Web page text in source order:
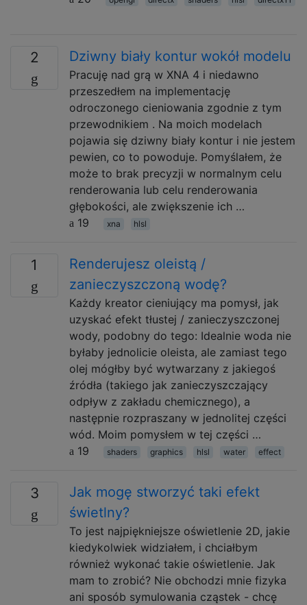
2 Dziwny biały kontur wokół modelu
Pracuję nad grą w XNA 4 i niedawno
przeszedłem na implementację
odroczonego cieniowania zgodnie z tym
przewodnikiem . Na moich modelach
pojawia się dziwny biały kontur i nie jestem
pewien, co to powoduje. Pomyślałem, że
może to brak precyzji w normalnym celu
renderowania lub celu renderowania
głębokości, ale zwiększenie ich …
19
xna hlsl
1
Renderujesz oleistą /
zanieczyszczoną wodę?
Każdy kreator cieniujący ma pomysł, jak
uzyskać efekt tłustej / zanieczyszczonej
wody, podobny do tego: Idealnie woda nie
byłaby jednolicie oleista, ale zamiast tego
olej mógłby być wytwarzany z jakiegoś
źródła (takiego jak zanieczyszczający
odpływ z zakładu chemicznego), a
następnie rozpraszany w jednolitej części
wód. Moim pomysłem w tej części …
19
shaders graphics hlsl water effect
3
Jak mogę stworzyć taki efekt
świetlny?
To jest najpiękniejsze oświetlenie 2D, jakie
kiedykolwiek widziałem, i chciałbym
również wykonać takie oświetlenie. Jak
mam to zrobić? Nie obchodzi mnie fizyka
ani sposób symulowania cząstek - chcę